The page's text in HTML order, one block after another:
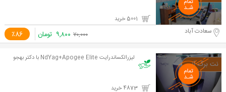
٪86 سعادت آباد ۷۰,۰۰۰ ۹,۸۰۰ تومان
لیزرالکساندرایت NdYag+Apogee Elite با دکتر بهجو